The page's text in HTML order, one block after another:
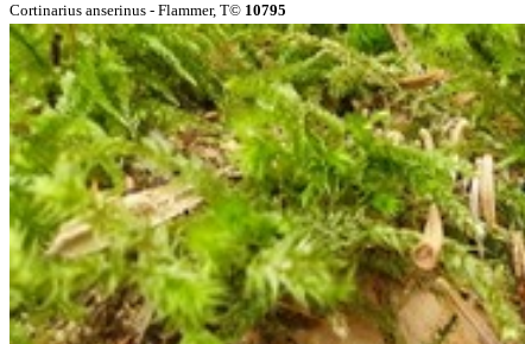
Cortinarius anserinus - Flammer, T© 10795